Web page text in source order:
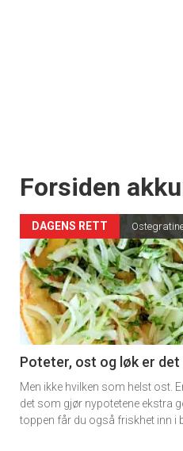
Forsiden
DAGENS RETT
Poteter, ost og løk er
Men ikke hvilken som helst ost.
det som gjør nypotetene ekstra
toppen får du også friskhet inn i